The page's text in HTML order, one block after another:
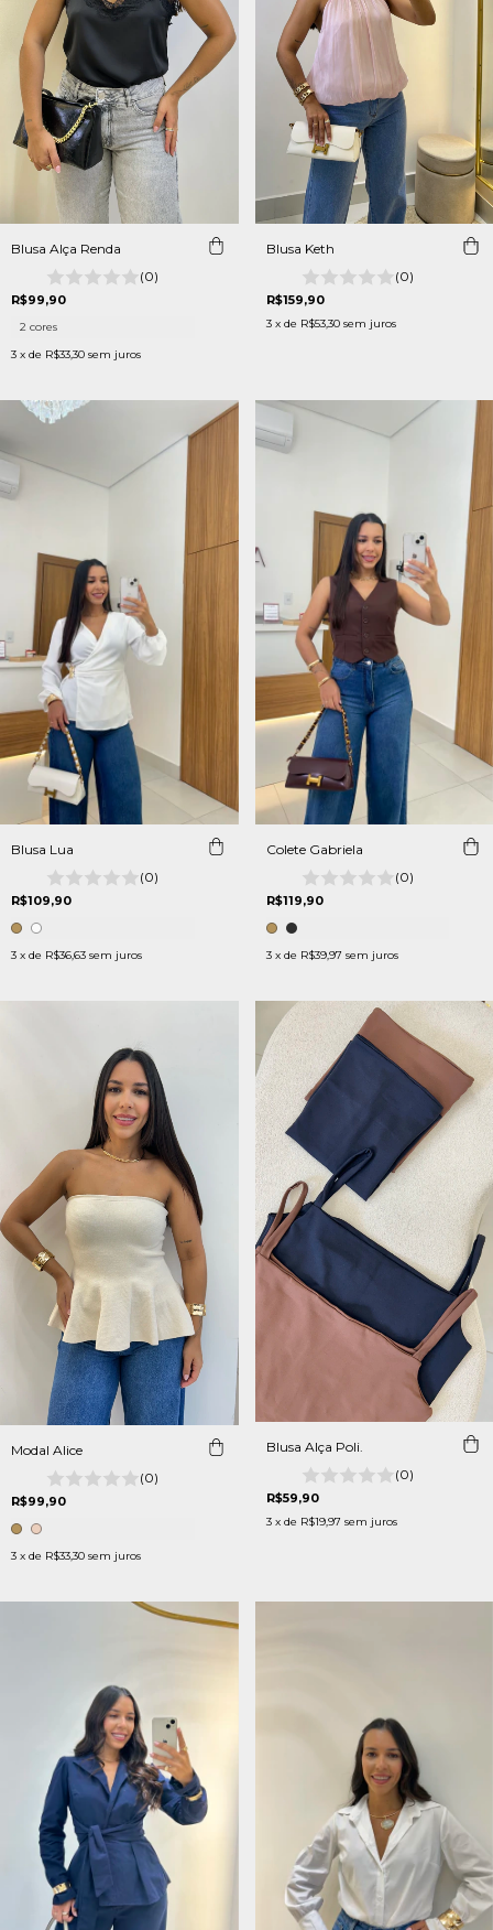
Blusa Alça Renda
(0)
R$99,90
2 cores
3 x de R$33,30 sem juros
Blusa Keth
(0)
R$159,90
3 x de R$53,30 sem juros
Blusa Lua
(0)
R$109,90
3 x de R$36,63 sem juros
Colete Gabriela
(0)
R$119,90
3 x de R$39,97 sem juros
Modal Alice
(0)
R$99,90
3 x de R$33,30 sem juros
Blusa Alça Poli.
(0)
R$59,90
3 x de R$19,97 sem juros